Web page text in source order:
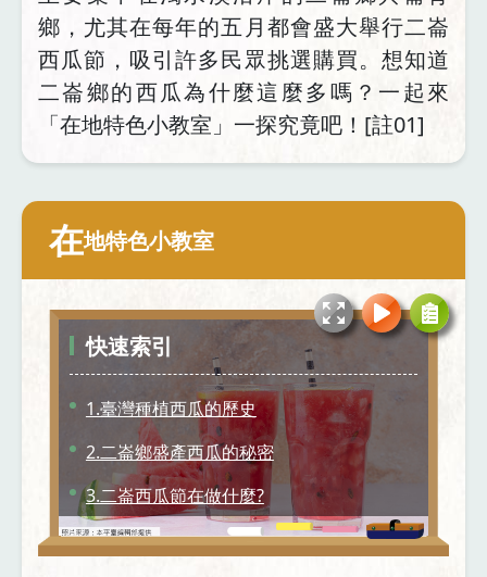
鄉，尤其在每年的五月都會盛大舉行二崙
西瓜節，吸引許多民眾挑選購買。想知道
二崙鄉的西瓜為什麼這麼多嗎？一起來
「在地特色小教室」一探究竟吧！[註01]
在地特色小教室
快速索引
1.臺灣種植西瓜的歷史
2.二崙鄉盛產西瓜的秘密
3.二崙西瓜節在做什麼?
4.變成藝術品的西瓜